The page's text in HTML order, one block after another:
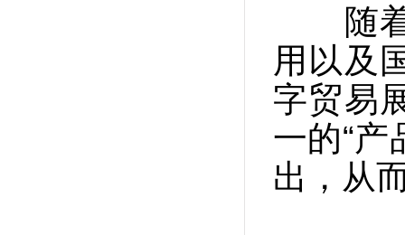
随着
用以及
字贸易
一的“产
出，从